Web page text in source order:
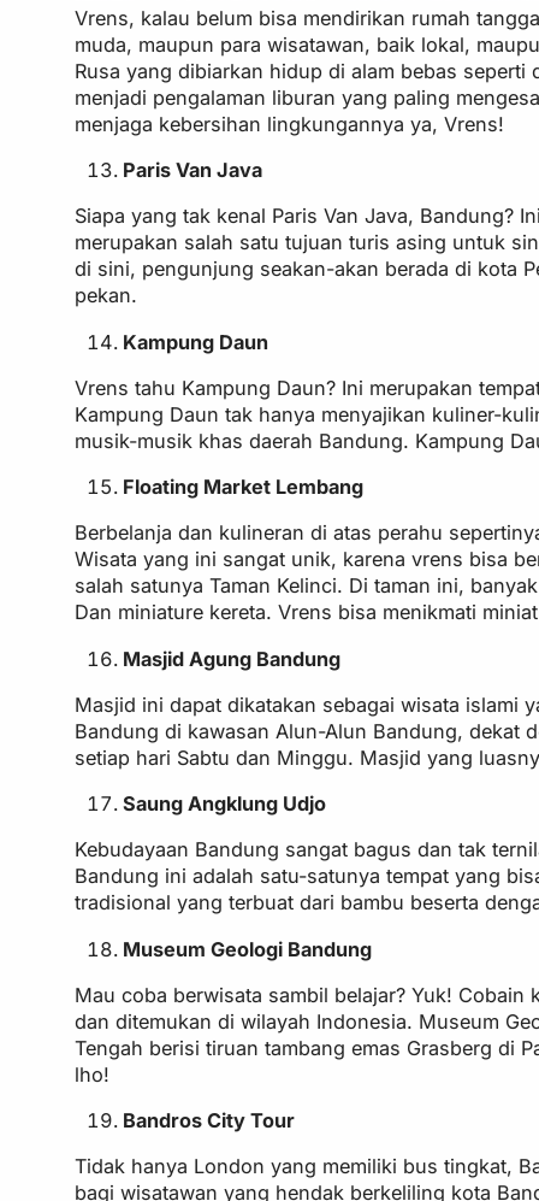
Vrens, kalau belum bisa mendirikan rumah
muda, maupun para wisatawan, baik lokal,
Rusa yang dibiarkan hidup di alam bebas
menjadi pengalaman liburan yang paling
menjaga kebersihan lingkungannya ya, Vrens!
Paris Van Java
Siapa yang tak kenal Paris Van Java, Bandung?
merupakan salah satu tujuan turis asing untuk
di sini, pengunjung seakan-akan berada di kota
pekan.
Kampung Daun
Vrens tahu Kampung Daun? Ini merupakan
Kampung Daun tak hanya menyajikan kuliner-
musik-musik khas daerah Bandung. Kampung
Floating Market Lembang
Berbelanja dan kulineran di atas perahu
Wisata yang ini sangat unik, karena vrens bisa
salah satunya Taman Kelinci. Di taman ini,
Dan miniature kereta. Vrens bisa menikmati
Masjid Agung Bandung
Masjid ini dapat dikatakan sebagai wisata islami
Bandung di kawasan Alun-Alun Bandung, dekat
setiap hari Sabtu dan Minggu. Masjid yang
Saung Angklung Udjo
Kebudayaan Bandung sangat bagus dan tak
Bandung ini adalah satu-satunya tempat yang
tradisional yang terbuat dari bambu beserta
Museum Geologi Bandung
Mau coba berwisata sambil belajar? Yuk!
dan ditemukan di wilayah Indonesia. Museum
Tengah berisi tiruan tambang emas Grasberg di
lho!
Bandros City Tour
Tidak hanya London yang memiliki bus tingkat,
bagi wisatawan yang hendak berkeliling kota